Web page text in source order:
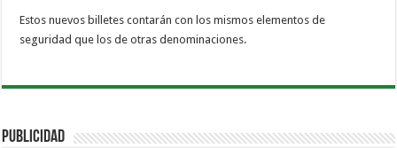
Estos nuevos billetes contarán con los mismos elementos de
seguridad que los de otras denominaciones.
PUBLICIDAD